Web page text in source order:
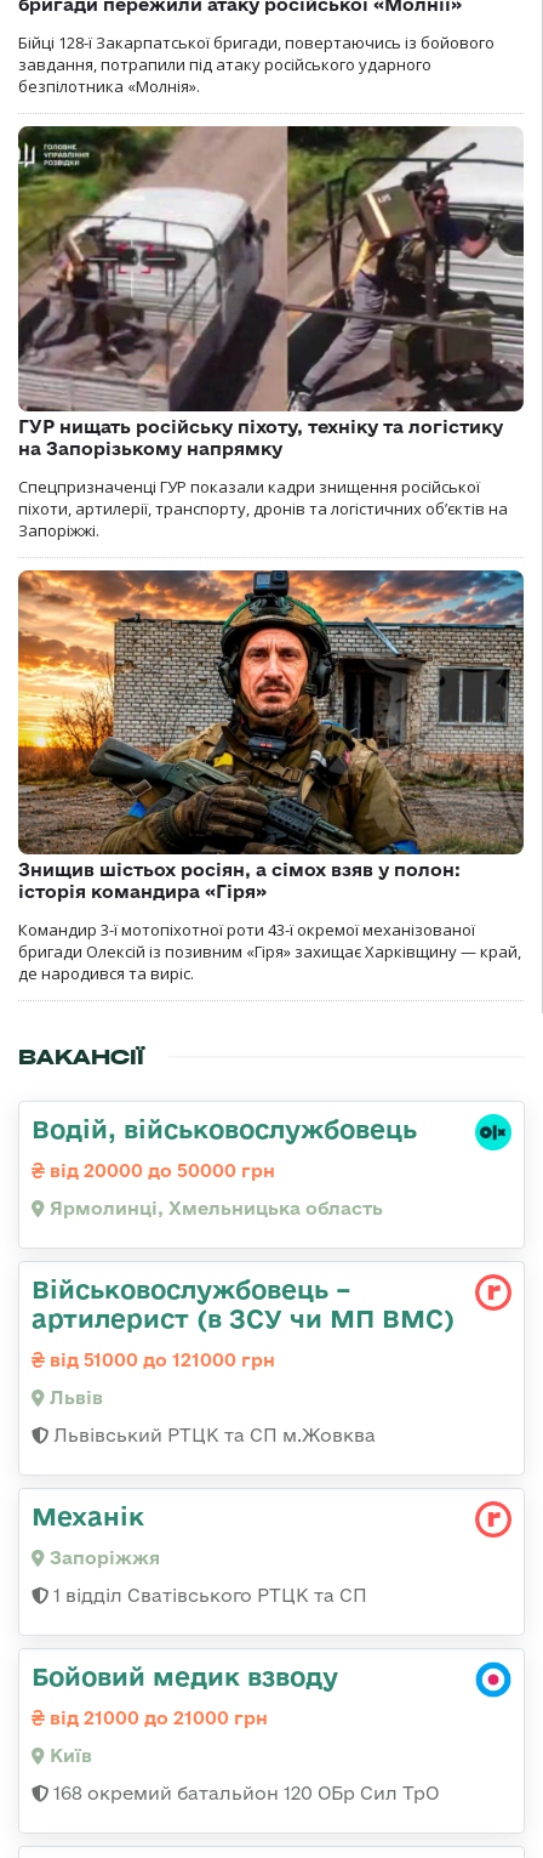
бригади пережили атаку російської «Молнії»
Бійці 128-ї Закарпатської бригади, повертаючись із бойового
завдання, потрапили під атаку російського ударного
безпілотника «Молнія».
ГУР нищать російську піхоту, техніку та логістику
на Запорізькому напрямку
Спецпризначенці ГУР показали кадри знищення російської
піхоти, артилерії, транспорту, дронів та логістичних об’єктів на
Запоріжжі.
Знищив шістьох росіян, а сімох взяв у полон:
історія командира «Гіря»
Командир 3-ї мотопіхотної роти 43-ї окремої механізованої
бригади Олексій із позивним «Гіря» захищає Харківщину — край,
де народився та виріс.
ВАКАНСІЇ
Водій, військовослужбовець
від 20000 до 50000 грн
Ярмолинці, Хмельницька область
Військовослужбовець –
артилерист (в ЗСУ чи МП ВМС)
від 51000 до 121000 грн
Львів
Львівський РТЦК та СП м.Жовква
Механік
Запоріжжя
1 відділ Сватівського РТЦК та СП
Бойовий медик взводу
від 21000 до 21000 грн
Київ
168 окремий батальйон 120 ОБр Cил ТрО